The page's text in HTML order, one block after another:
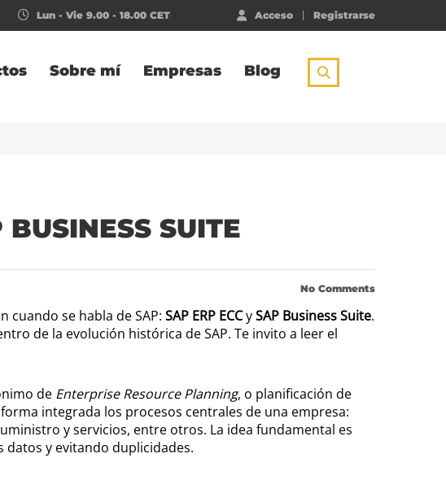
Acceso Registrarse
Lun - Vie 9.00 - 18.00 CET
Sobre mí Empresas Blog
SUITE
No Comments
se habla de SAP: SAP ERP ECCySAP Business Suite.
de la evolución histórica de SAP. Te invito a leer el
de Enterprise Resource Planning, o planificación de
integrada los procesos centrales de una empresa:
y servicios, entre otros. La idea fundamental es
y evitando duplicidades.